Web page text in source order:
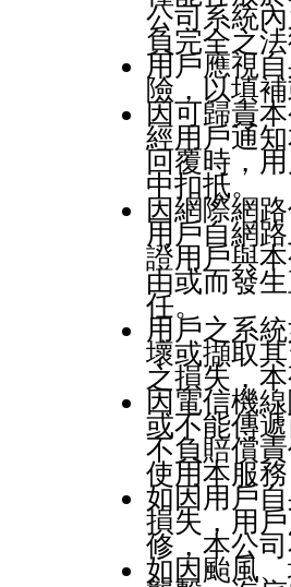
公司系統
負完全之
用戶應視
險，以填
因可歸責
經用戶通
回覆時，
中扣抵。
因網際網
用戶自網
證用戶與
由或而發
任。
用戶之系
壞或擷取
之損失，
因電信機
或不能傳
不負賠償
使用本服
如因用戶
損失，用
修，本公
如因颱風